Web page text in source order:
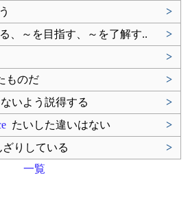
>
、～を目指す、～を了解す..
>
>
ものだ
>
いよう説得する
>
たいした違いはない
>
りしている
>
一覧